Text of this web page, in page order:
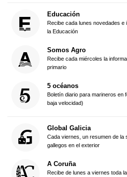
Educación
Recibe cada lunes novedades e
la Educación
Somos Agro
Recibe cada miércoles la
primario
5 océanos
Boletín diario para marineros en
baja velocidad)
Global Galicia
Cada viernes, un resumen de la
gallegos en el exterior
A Coruña
Recibe de lunes a viernes toda